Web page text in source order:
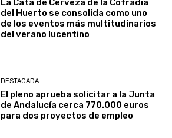
La Cata de Cerveza de la Cofradía
del Huerto se consolida como uno
de los eventos más multitudinarios
del verano lucentino
DESTACADA
El pleno aprueba solicitar a la Junta
de Andalucía cerca 770.000 euros
para dos proyectos de empleo